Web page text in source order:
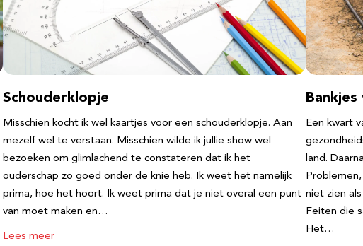
Schouderklopje
Misschien kocht ik wel kaartjes voor een schouderklopje. Aan
mezelf wel te verstaan. Misschien wilde ik jullie show wel
bezoeken om glimlachend te constateren dat ik het
ouderschap zo goed onder de knie heb. Ik weet het namelijk
prima, hoe het hoort. Ik weet prima dat je niet overal een punt
van moet maken en…
Lees meer
Een kwart
land.
niet zien
Feiten die
Het…